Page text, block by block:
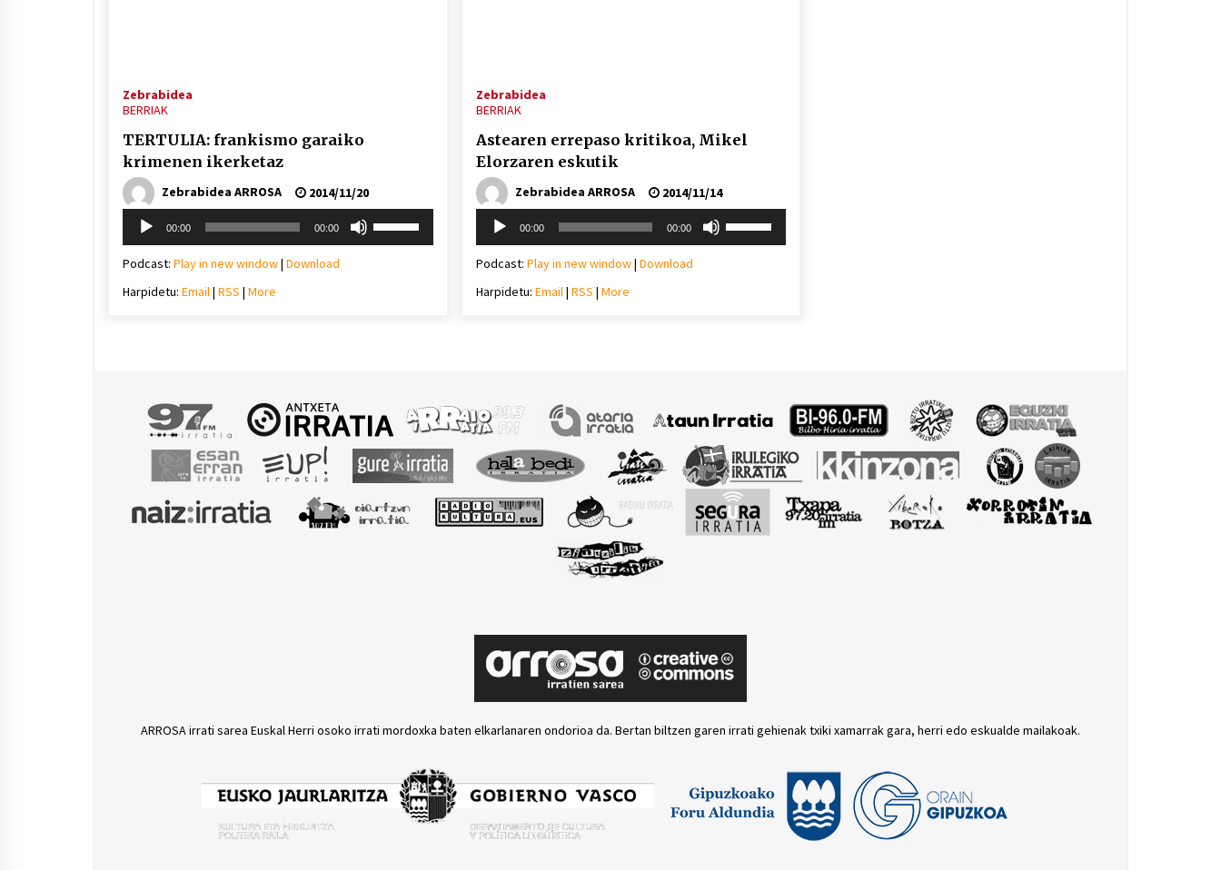
Zebrabidea
BERRIAK
TERTULIA: frankismo garaiko
krimenen ikerketaz
Zebrabidea ARROSA
2014/11/20
Soinu
erreproduzigailua
00:00 00:00
Podcast: Play in new window| Download
Harpidetu: Email| RSS | More
Zebrabidea
BERRIAK
Astearen errepaso kritikoa, Mikel
Elorzaren eskutik
Zebrabidea ARROSA
2014/11/14
Soinu
erreproduzigailua
00:00 00:00
Podcast: Play in new window| Download
Harpidetu: Email| RSS | More
ARROSA irrati sarea Euskal Herri osoko irrati mordoxka baten elkarlanaren ondorioa da. Bertan biltzen garen irrati gehienak txiki xamarrak gara, herri edo eskualde mailakoak.